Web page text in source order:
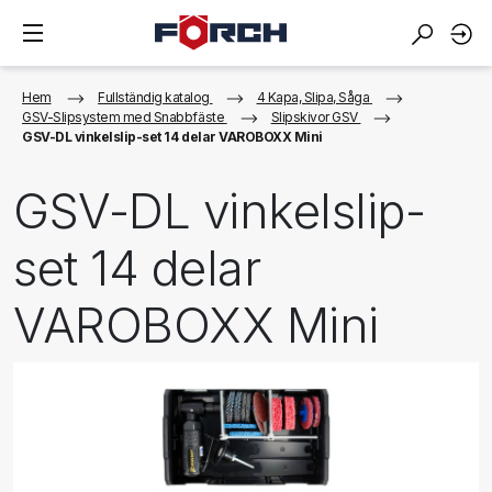
Hem Fullständig katalog
4 Kapa, Slipa, Såga
GSV-Slipsystem med Snabbfäste
Slipskivor GSV
GSV-DL vinkelslip-set 14 delar VAROBOXX Mini
GSV-DL vinkelslip-
set 14 delar
VAROBOXX Mini